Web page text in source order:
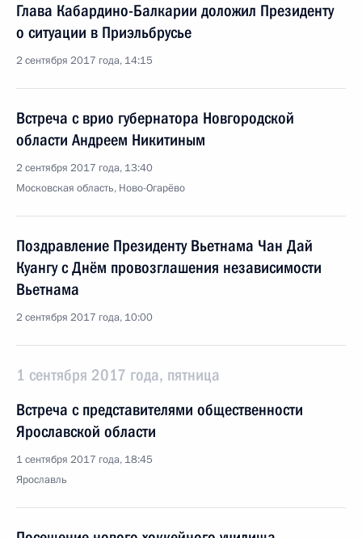
Глава Кабардино-Балкарии доложил Президенту
о ситуации в Приэльбрусье
2 сентября 2017 года, 14:15
Встреча с врио губернатора Новгородской
области Андреем Никитиным
2 сентября 2017 года, 13:40
Московская область, Ново-Огарёво
Поздравление Президенту Вьетнама Чан Дай
Куангу с Днём провозглашения независимости
Вьетнама
2 сентября 2017 года, 10:00
1 сентября 2017 года, пятница
Встреча с представителями общественности
Ярославской области
1 сентября 2017 года, 18:45
Ярославль